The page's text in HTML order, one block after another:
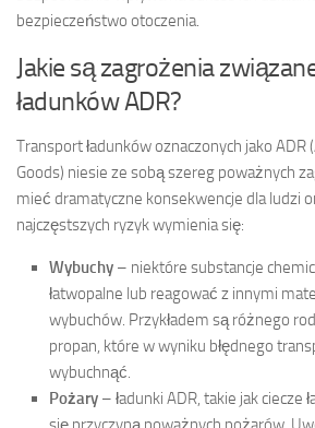
bezpieczeństwo otoczenia.
Jakie są zagrożenia
ładunków ADR?
Transport ładunków oznaczonych jako ADR
Goods) niesie ze sobą szereg poważnych
mieć dramatyczne konsekwencje dla ludzi
najczęstszych ryzyk wymienia się:
Wybuchy – niektóre substancje
łatwopalne lub reagować z innymi
wybuchów. Przykładem są różnego
propan, które w wyniku błędnego
wybuchnąć.
Pożary – ładunki ADR, takie jak ciecze